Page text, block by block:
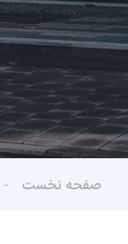
صفحه نخست